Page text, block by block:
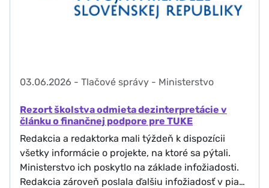
03.06.2026 - Tlačové správy - Ministerstvo
Rezort školstva odmieta dezinterpretácie v
článku o finančnej podpore pre TUKE
Redakcia a redaktorka mali týždeň k dispozícii
všetky informácie o projekte, na ktoré sa pýtali.
Ministerstvo ich poskytlo na základe infožiadosti.
Redakcia zároveň poslala ďalšiu infožiadosť v pia…